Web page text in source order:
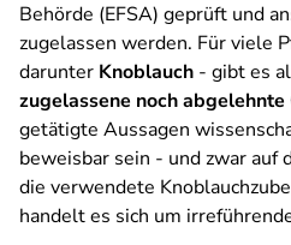
Behörde (EFSA) geprüft und
zugelassen werden. Für viele
darunter Knoblauch - gibt es
zugelassene noch abgelehnte
getätigte Aussagen
beweisbar sein - und zwar auf
die verwendete
handelt es sich um